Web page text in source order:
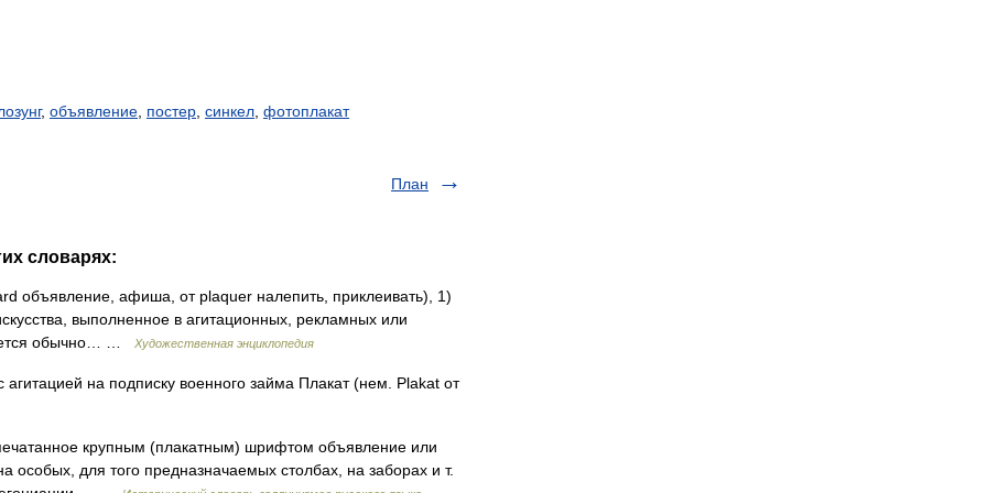
, объявление постер синкел фотоплакат
План
словарях:
афиша, от plaquer налепить, приклеивать), 1)
выполненное в агитационных, рекламных или
обычно… …
Художественная энциклопедия
на подписку военного займа Плакат (нем. Plakat от
крупным (плакатным) шрифтом объявление или
для того предназначаемых столбах, на заборах и т.